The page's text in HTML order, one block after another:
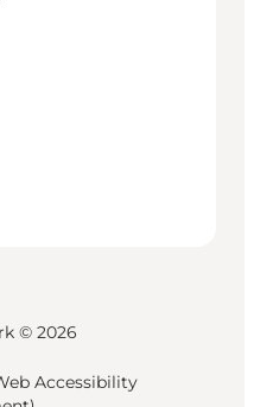
© 2026
Accessibility